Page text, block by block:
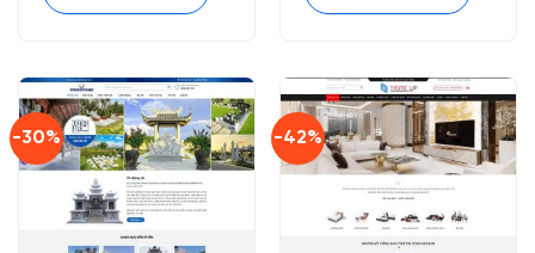
-30% -42%